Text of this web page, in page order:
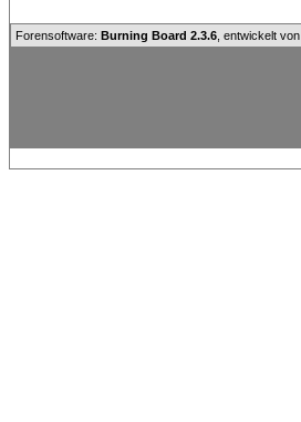
Forensoftware: Burning Board 2.3.6 , entwickelt von